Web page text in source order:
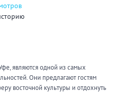
являются одной из самых
Они предлагают гостям
восточной культуры и отдохнуть